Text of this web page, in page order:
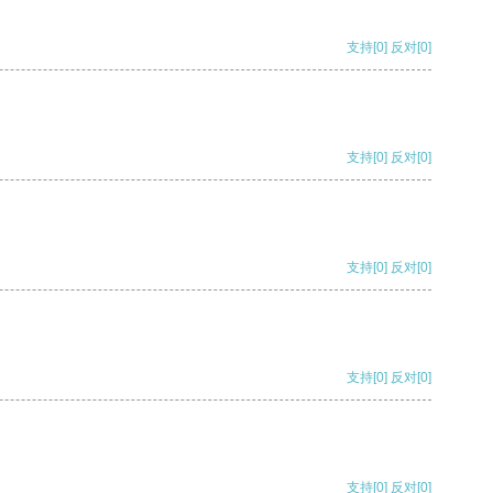
支持[0] 反对[0]
支持[0] 反对[0]
支持[0] 反对[0]
支持[0] 反对[0]
支持[0] 反对[0]